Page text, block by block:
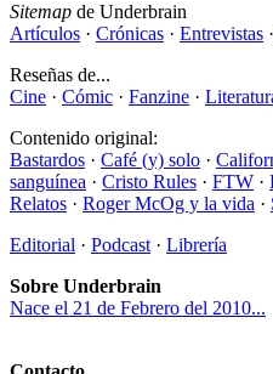
Sitemap de Underbrain
Artículos · Crónicas · Entrevistas ·
Reseñas de...
Cine · Cómic · Fanzine ·
Contenido original:
Bastardos · Café (y) solo ·
sanguínea · Cristo Rules · FTW ·
Relatos · Roger McOg y la vida ·
Editorial · Podcast · Librería
Sobre Underbrain
Nace el 21 de Febrero del 2010...